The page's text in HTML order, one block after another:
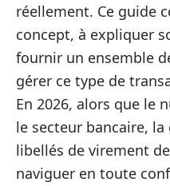
réellement. Ce guide
concept, à expliquer
fournir un ensemble
gérer ce type de
En 2026, alors que le
le secteur bancaire,
libellés de virement
naviguer en toute